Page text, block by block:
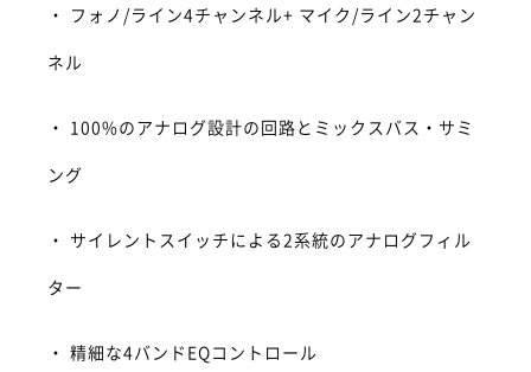
・ フォノ/ライン4チャンネル+ マイク/ライン2チャン
ネル
・ 100%のアナログ設計の回路とミックスバス・サミ
ング
・ サイレントスイッチによる2系統のアナログフィル
ター
・ 精細な4バンドEQコントロール